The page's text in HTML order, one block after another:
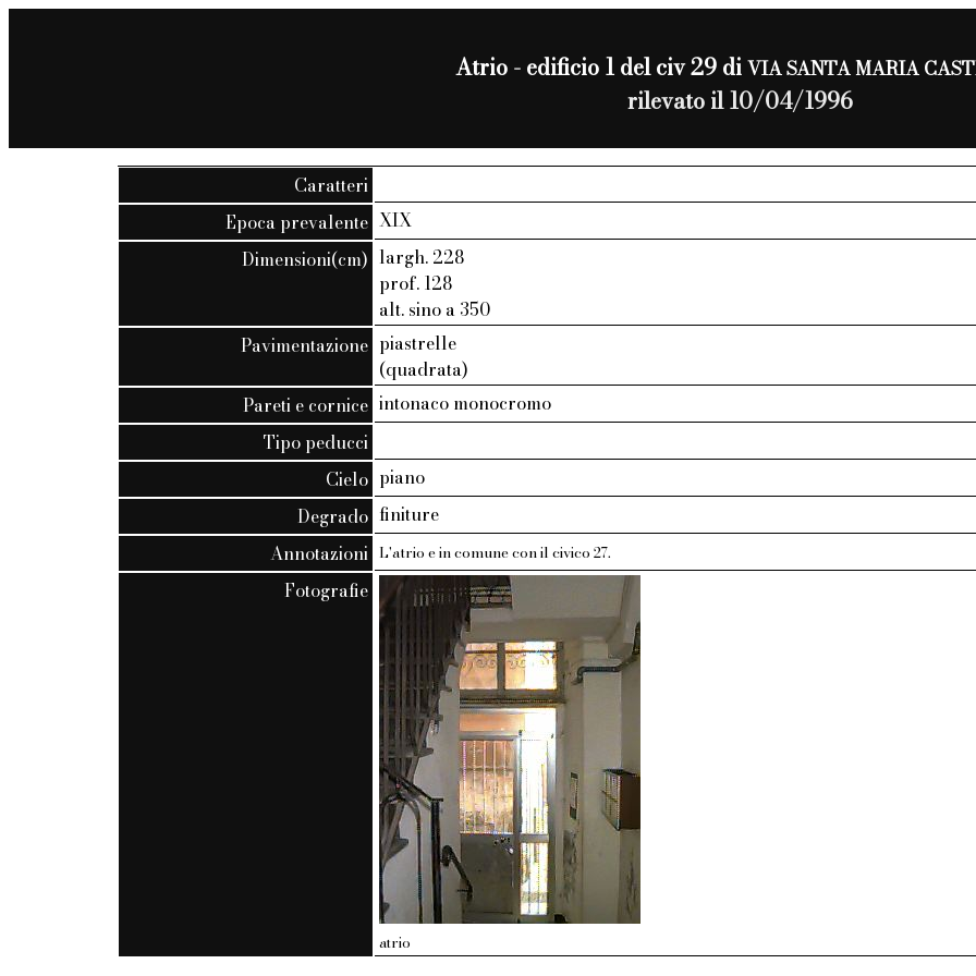
Atrio - edificio 1 del civ 29 diVIA SANTA MARIA
rilevato il 10/04/1996
Caratteri
Epoca prevalente XIX
Dimensioni(cm) largh. 228
prof. 128
alt. sino a 350
Pavimentazione piastrelle
(quadrata)
Pareti e cornice intonaco monocromo
Tipo peducci
Cielo piano
Degrado finiture
Annotazioni L'atrio e in comune con il civico 27.
Fotografie
atrio